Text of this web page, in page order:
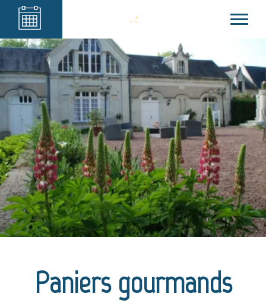
Paniers gourmands